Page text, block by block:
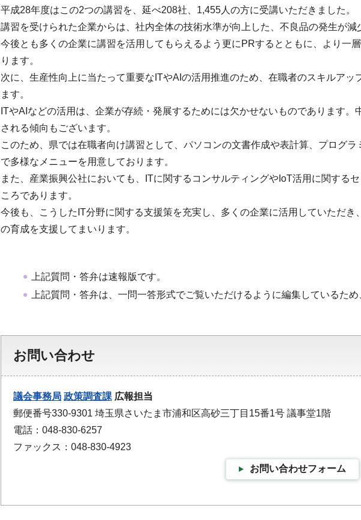
平成28年度はこの2つの講習を、延べ208社、1,455人の方に受講いただきました。
講習を受けられた企業からは、社内全体の技術水準が向上した、不良品の発生が減
今後とも多くの企業に講習を活用してもらえるよう更にPRするとともに、より一
ります。
次に、生産性向上に当たって重要なITやAIの活用推進のため、在職者のスキルア
ます。
ITやAIなどの活用は、企業が存続・発展するためには欠かせないものであります
される傾向もございます。
このため、県では在職者向け講習として、パソコンの文書作成や表計算、プログ
で多様なメニューを用意しております。
また、産業振興公社においても、ITに関するコンサルティングやIoT活用に関する
ころであります。
今後も、こうしたIT分野に関する支援策を充実し、多くの企業に活用していただ
の育成を支援してまいります。
上記質問・答弁は速報版です。
上記質問・答弁は、一問一答形式でご覧いただけるように編集しているた
お問い合わせ
議会事務局 政策調査課 広報担当
郵便番号330-9301 埼玉県さいたま市浦和区高砂三丁目15番1号 議事堂1階
電話：048-830-6257
ファックス：048-830-4923
お問い合わせフォーム